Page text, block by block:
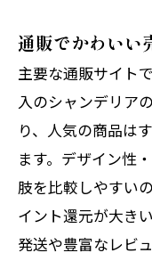
通販でかわいい
主要な通販サイト
入のシャンデリア
り、人気の商品は
ます。デザイン性
肢を比較しやすい
イント還元が大き
発送や豊富なレビ